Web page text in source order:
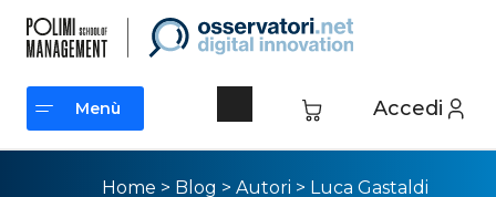
Accedi
Menù
Menù
Home > Blog > Autori > Luca Gastaldi